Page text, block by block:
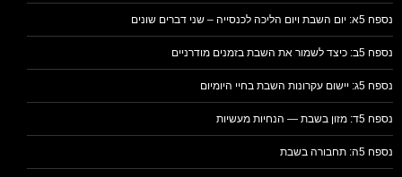
נספח 5א: יום השבת ויום הליכה לכנסייה – שני דברים שונים
נספח 5ב: כיצד לשמור את השבת בזמנים מודרניים
נספח 5ג: יישום עקרונות השבת בחיי היומיום
נספח 5ד: מזון בשבת — הנחיות מעשיות
נספח 5ה: תחבורה בשבת